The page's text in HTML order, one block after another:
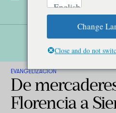
EVANGELIZACIÓN
De
Florencia a
English
Change
Close and do not